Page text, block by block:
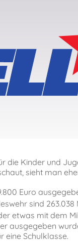
die Kinder und
sieht man
Euro
sind 263.038
etwas mit dem
ausgegeben
eine Schulklasse.